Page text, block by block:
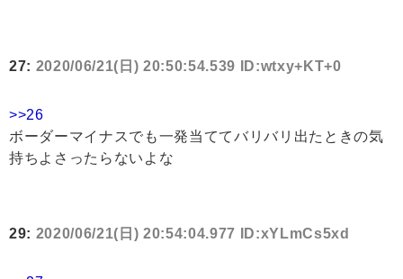
27: 2020/06/21(日) 20:50:54.539 ID:wtxy+KT+0
>>26
ボーダーマイナスでも一発当ててバリバリ出たときの気
持ちよさったらないよな
29: 2020/06/21(日) 20:54:04.977 ID:xYLmCs5xd